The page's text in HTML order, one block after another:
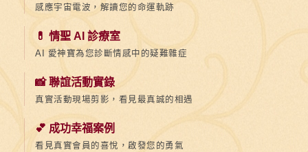
感應宇宙電波，解讀您的命運軌跡
💊 情聖 AI 診療室
AI 愛神寶為您診斷情感中的疑難雜症
📸 聯誼活動實錄
真實活動現場剪影，看見最真誠的相遇
💕 成功幸福案例
看見真實會員的喜悅，啟發您的勇氣